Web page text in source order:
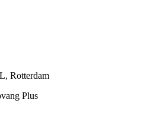
Rotterdam
Plus